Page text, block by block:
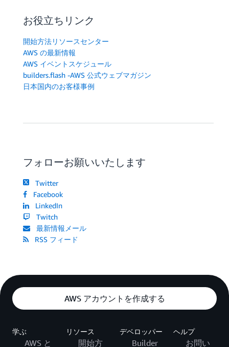
お役立ちリンク
開始方法リソースセンター
AWS の最新情報
AWS イベントスケジュール
builders.flash -AWS 公式ウェブマガジン
日本国内のお客様事例
フォローお願いいたします
Twitter
Facebook
LinkedIn
Twitch
最新情報メール
RSS フィード
AWS アカウントを作成する
学ぶ
AWS と
リソース
開始方
デベロッパー
Builder
ヘルプ
お問い